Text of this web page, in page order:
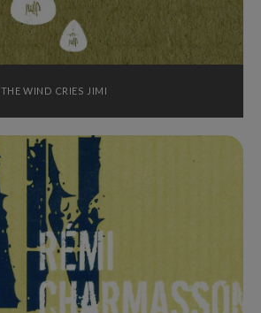
THE WIND CRIES JIMI